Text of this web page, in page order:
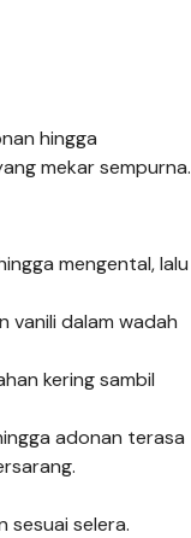
hingga
mekar sempurna.
mengental, lalu
vanili dalam wadah
kering sambil
adonan terasa
sesuai selera.